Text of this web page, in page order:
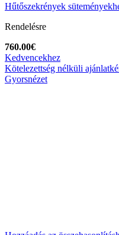
Hűtőszekrények
Rendelésre
760.00€
Kedvencekhez
Kötelezettség nélküli
Gyorsnézet